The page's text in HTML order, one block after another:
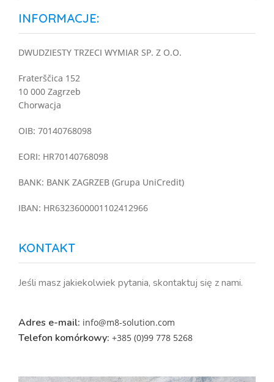
INFORMACJE:
DWUDZIESTY TRZECI WYMIAR SP. Z O.O.
Fraterščica 152
10 000 Zagrzeb
Chorwacja
OIB: 70140768098
EORI: HR70140768098
BANK: BANK ZAGRZEB (Grupa UniCredit)
IBAN: HR6323600001102412966
KONTAKT
Jeśli masz jakiekolwiek pytania, skontaktuj się z nami.
Adres e-mail: info@m8-solution.com
Telefon komórkowy: +385 (0)99 778 5268